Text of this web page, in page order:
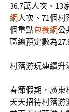
36.7萬人次、13
網人次、71個村
個重點包養網公
區總預定數為
村落游玩連續升
春節假期，廣東
天天招待村落游